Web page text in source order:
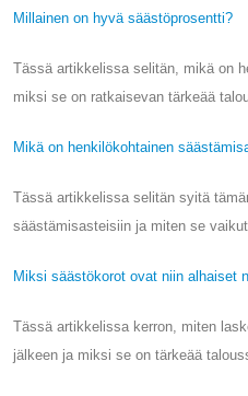
Millainen on hyvä säästöprosentti?
Tässä artikkelissa selitän, mikä on
miksi se on ratkaisevan tärkeää
Mikä on henkilökohtainen
Tässä artikkelissa selitän syitä
säästämisasteisiin ja miten se
Miksi säästökorot ovat niin alhaiset
Tässä artikkelissa kerron, miten
jälkeen ja miksi se on tärkeää